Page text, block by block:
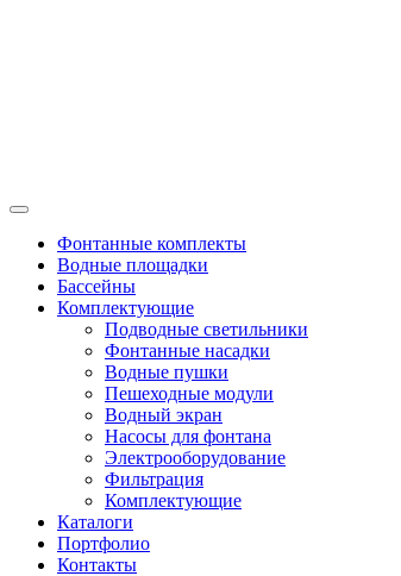
Фонтанные комплекты
Водные площадки
Бассейны
Комплектующие
Подводные светильники
Фонтанные насадки
Водные пушки
Пешеходные модули
Водный экран
Насосы для фонтана
Электрооборудование
Фильтрация
Комплектующие
Каталоги
Портфолио
Контакты